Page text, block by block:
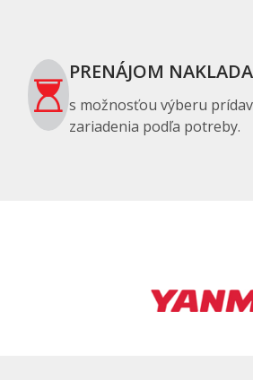
PRENÁJOM
s možnosťou výberu
zariadenia podľa potreby.